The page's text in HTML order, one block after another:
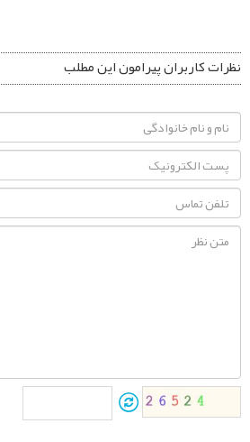
نظرات کاربران پیرامون این مطلب